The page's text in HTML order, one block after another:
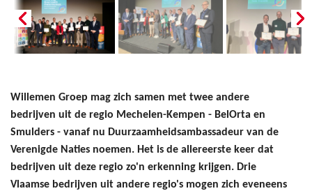
Willemen Groep mag zich samen met twee andere
bedrijven uit de regio Mechelen-Kempen - BelOrta en
Smulders - vanaf nu Duurzaamheidsambassadeur van de
Verenigde Naties noemen. Het is de allereerste keer dat
bedrijven uit deze regio zo'n erkenning krijgen. Drie
Vlaamse bedrijven uit andere regio's mogen zich eveneens